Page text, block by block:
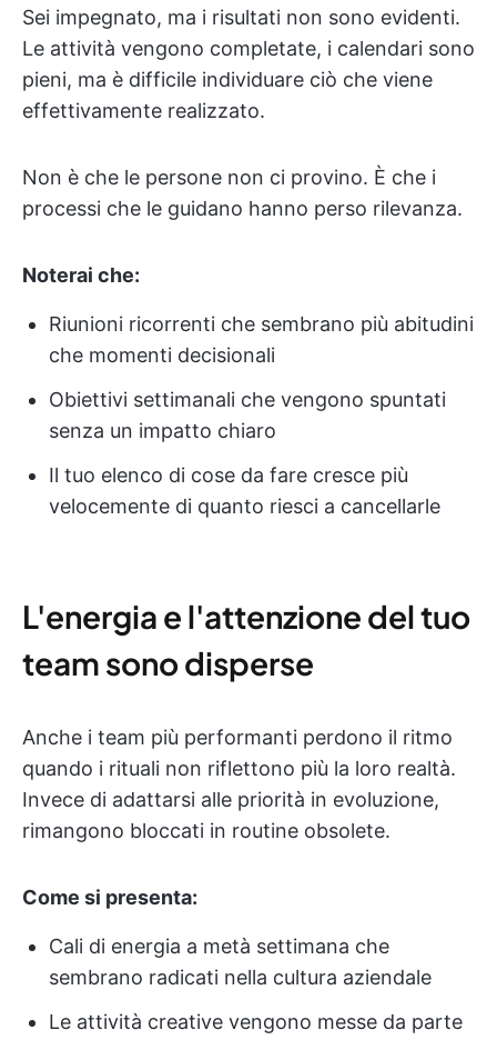
Sei impegnato, ma i risultati non sono evidenti.
Le attività vengono completate, i calendari sono
pieni, ma è difficile individuare ciò che viene
effettivamente realizzato.
Non è che le persone non ci provino. È che i
processi che le guidano hanno perso rilevanza.
Noterai che:
Riunioni ricorrenti che sembrano più abitudini
che momenti decisionali
Obiettivi settimanali che vengono spuntati
senza un impatto chiaro
Il tuo elenco di cose da fare cresce più
velocemente di quanto riesci a cancellarle
L'energia e l'attenzione del tuo
team sono disperse
Anche i team più performanti perdono il ritmo
quando i rituali non riflettono più la loro realtà.
Invece di adattarsi alle priorità in evoluzione,
rimangono bloccati in routine obsolete.
Come si presenta:
Cali di energia a metà settimana che
sembrano radicati nella cultura aziendale
Le attività creative vengono messe da parte